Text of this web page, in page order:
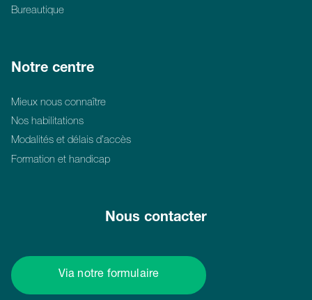
Bureautique
Notre centre
Mieux nous connaître
Nos habilitations
Modalités et délais d’accès
Formation et handicap
Nous contacter
Via notre formulaire